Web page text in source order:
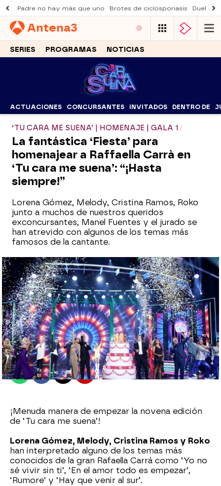
Padre no hay más que uno Brotes de ciclosporiasis Duelo
Antena3
SERIES PROGRAMAS NOTICIAS
ACTUACIONES CONCURSANTES INVITADOS DENTRO DE
‘TU CARA ME SUENA’ | HOMENAJE | GALA 1
La fantástica ‘Fiesta’ para
homenajear a Raffaella Carrà en
‘Tu cara me suena’: “¡Hasta
siempre!”
Lorena Gómez, Melody, Cristina Ramos, Roko
junto a muchos de nuestros queridos
exconcursantes, Manel Fuentes y el jurado se
han atrevido con algunos de los temas más
famosos de la cantante.
antena3.com
Madrid
Publicado:05 de noviembre de 2021, 22:14
WhatsappFacebook
X Flipboard
¡Menuda manera de empezar la novena edición
de ‘Tu cara me suena’!
Lorena Gómez, Melody, Cristina Ramos y Roko
han interpretado alguno de los temas más
conocidos de la gran Rafaella Carrá como ‘Yo no
sé vivir sin ti’, ‘En el amor todo es empezar’,
‘Rumore’ y ‘Hay que venir al sur’.